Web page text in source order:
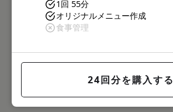
1回 55分
オリジナルメニュー作成
食事管理
24回分を購入する